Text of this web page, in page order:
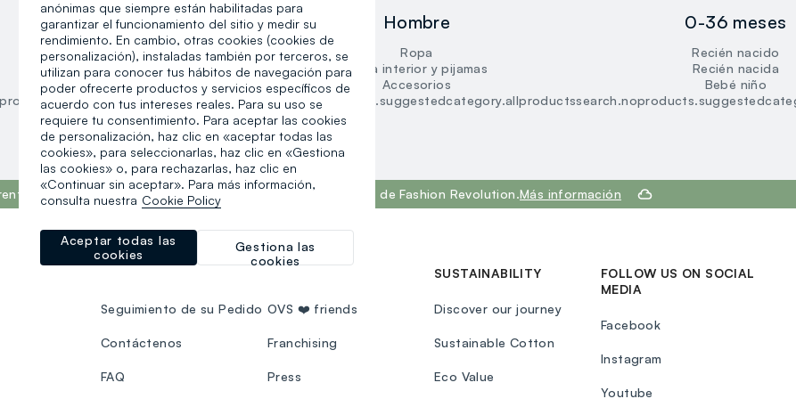
Mujer
Ropa
Ropa interior y pijamas
Accesorios
Hombre
Ropa
Ropa interior y pijamas
Accesorios
search.noproducts.suggestedcategory.allproducts
0-36 meses
Recién nacido
Recién nacida
Bebé niño
del mundo, según el informe What Fuels Fashion? 2025 de Fashion Revolution.Más información
Seguimiento de su Pedido
Contáctenos
FAQ
OVS ❤️ friends
Franchising
Press
SUSTAINABILITY
Discover our journey
Sustainable Cotton
Eco Value
FOLLOW US ON SOCIAL
MEDIA
Facebook
Instagram
Youtube
anónimas que siempre están habilitadas para
garantizar el funcionamiento del sitio y medir su
rendimiento. En cambio, otras cookies (cookies de
personalización), instaladas también por terceros, se
utilizan para conocer tus hábitos de navegación para
poder ofrecerte productos y servicios específicos de
acuerdo con tus intereses reales. Para su uso se
requiere tu consentimiento. Para aceptar las cookies
de personalización, haz clic en «aceptar todas las
cookies», para seleccionarlas, haz clic en «Gestiona
las cookies» o, para rechazarlas, haz clic en
«Continuar sin aceptar». Para más información,
consulta nuestra Cookie Policy
Gestiona las
cookies
Aceptar todas las
cookies